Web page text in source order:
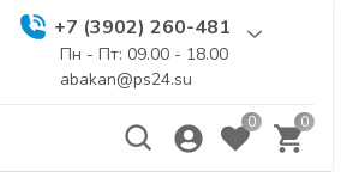
+7 (3902) 260-481
Пн - Пт: 09.00 - 18.00
abakan@ps24.su
0 0